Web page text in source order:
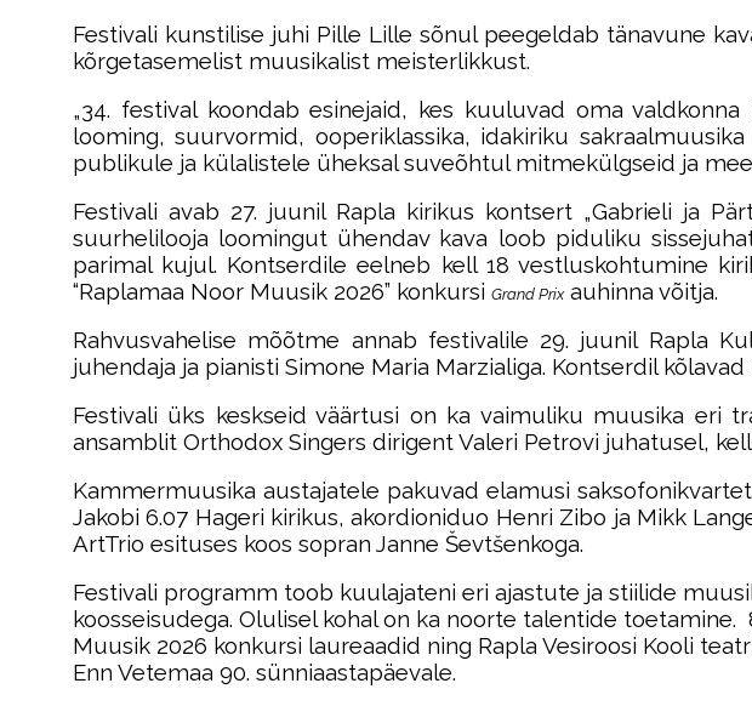
Festivali kunstilise juhi Pille Lille sõnul peegeldab tänavune
kõrgetasemelist muusikalist meisterlikkust.
„34. festival koondab esinejaid, kes kuuluvad oma
looming, suurvormid, ooperiklassika, idakiriku
publikule ja külalistele üheksal suveõhtul mitmekülgseid ja
Festivali avab 27. juunil Rapla kirikus kontsert „Gabrieli ja
suurhelilooja loomingut ühendav kava loob piduliku
parimal kujul. Kontserdile eelneb kell 18 vestluskohtumine
“Raplamaa Noor Muusik 2026” konkursi Grand Prixauhinna võitja.
Rahvusvahelise mõõtme annab festivalile 29. juunil Rapla
juhendaja ja pianisti Simone Maria Marzialiga. Kontserdil
Festivali üks keskseid väärtusi on ka vaimuliku muusika eri
ansamblit Orthodox Singers dirigent Valeri Petrovi juhatusel,
Kammermuusika austajatele pakuvad elamusi
Jakobi 6.07 Hageri kirikus, akordioniduo Henri Zibo ja Mikk
ArtTrio esituses koos sopran Janne Ševtšenkoga.
Festivali programm toob kuulajateni eri ajastute ja stiilide
koosseisudega. Olulisel kohal on ka noorte talentide
Muusik 2026 konkursi laureaadid ning Rapla Vesiroosi Kooli
Enn Vetemaa 90. sünniaastapäevale.